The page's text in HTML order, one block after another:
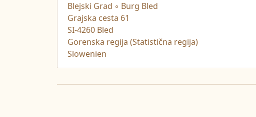
Blejski Grad ◦ Burg Bled
Grajska cesta 61
SI-4260 Bled
Gorenska regija (Statistična regija)
Slowenien